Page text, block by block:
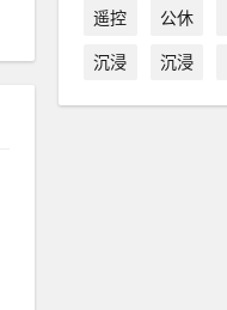
遥控 公休
沉浸
沉浸